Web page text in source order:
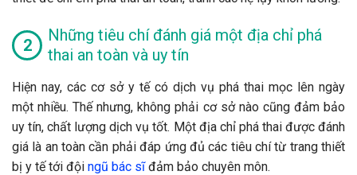
Những tiêu chí đánh giá một địa chỉ phá
thai an toàn và uy tín
Hiện nay, các cơ sở y tế có dịch vụ phá thai mọc lên ngày
một nhiều. Thế nhưng, không phải cơ sở nào cũng đảm bảo
uy tín, chất lượng dịch vụ tốt. Một địa chỉ phá thai được đánh
giá là an toàn cần phải đáp ứng đủ các tiêu chí từ trang thiết
bị y tế tới đội ngũ bác sĩđảm bảo chuyên môn.